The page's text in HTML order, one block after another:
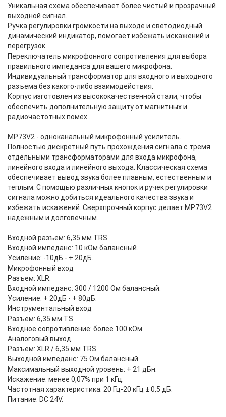
Уникальная схема обеспечивает более чистый и прозрачный
выходной сигнал.
Ручка регулировки громкости на выходе и светодиодный
динамический индикатор, помогает избежать искажений и
перегрузок.
Переключатель микрофонного сопротивления для выбора
правильного импеданса для вашего микрофона.
Индивидуальный трансформатор для входного и выходного
разъема без какого-либо взаимодействия.
Корпус изготовлен из высококачественной стали, чтобы
обеспечить дополнительную защиту от магнитных и
радиочастотных помех.
MP73V2 - одноканальный микрофонный усилитель.
Полностью дискретный путь прохождения сигнала с тремя
отдельными трансформаторами для входа микрофона,
линейного входа и линейного выхода. Классическая схема
обеспечивает вывод звука более плавным, естественным и
теплым. С помощью различных кнопок и ручек регулировки
сигнала можно добиться идеального качества звука и
избежать искажений. Сверхпрочный корпус делает MP73V2
надежным и долговечным.
Входной разъем: 6,35 мм TRS.
Входной импеданс: 10 кОм балансный.
Усиление: -10дБ - + 20дБ.
Микрофонный вход
Разъем: XLR.
Входной импеданс: 300 / 1200 Ом балансный.
Усиление: + 20дБ - + 80дБ.
Инструментальный вход
Разъем: 6,35 мм TS.
Входное сопротивление: более 100 кОм.
Аналоговый выход
Разъем: XLR / 6,35 мм TRS.
Выходной импеданс: 75 Ом балансный.
Максимальный выходной уровень: + 21 дБн.
Искажение: менее 0,07% при 1 кГц.
Частотная характеристика: 20 Гц-20 кГц ± 0,5 дБ.
Питание: DC 24V.